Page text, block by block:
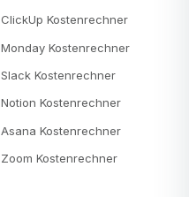
ClickUp Kostenrechner
Monday Kostenrechner
Slack Kostenrechner
Notion Kostenrechner
Asana Kostenrechner
Zoom Kostenrechner